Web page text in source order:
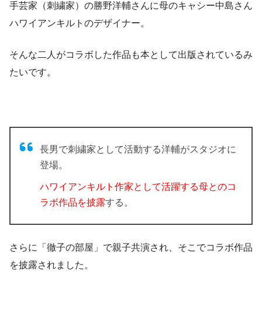
手芸家（刺繍家）の勝野洋輔さんに母のキャシー中島さん
ハワイアンキルトのデザイナー。
そんな二人がコラボした作品も本として出版されているみ
たいです。
長男で刺繍家として活動する洋輔がスタジオに
登場。
ハワイアンキルト作家として活躍する母とのコ
ラボ作品を披露する。
さらに「徹子の部屋」で親子共演され、そこでコラボ作品
を披露されました。